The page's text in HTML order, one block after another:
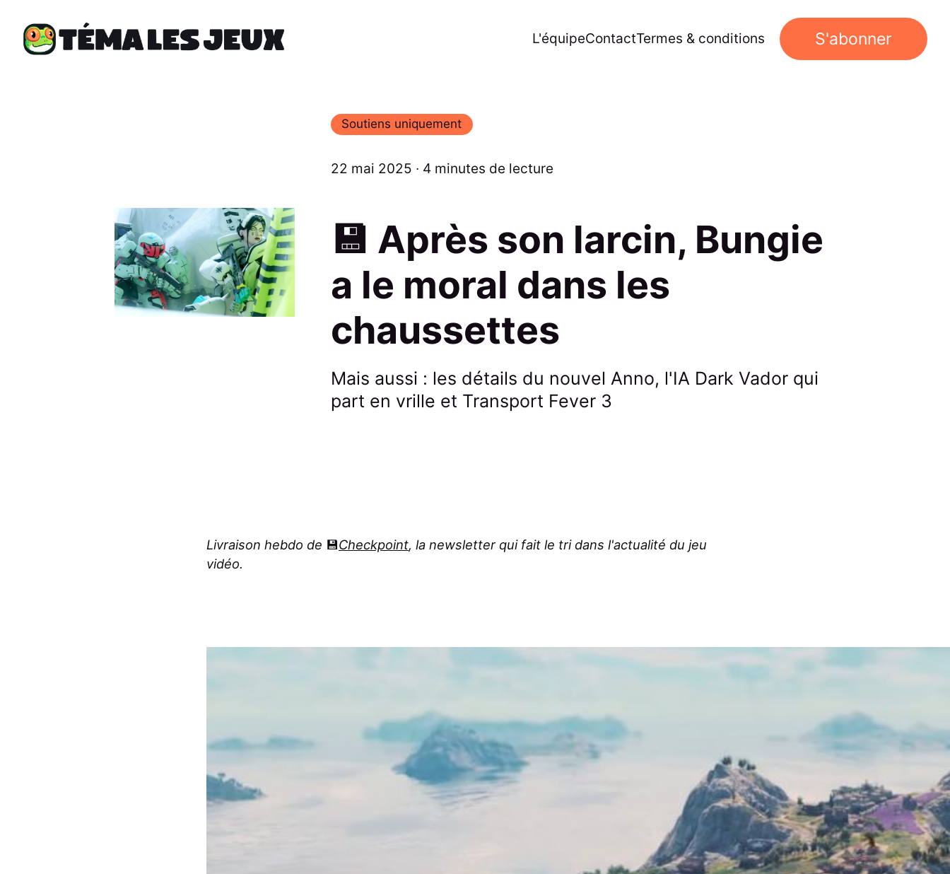
L'équipeContactTermes & conditions S'abonner
Soutiens uniquement
22 mai 2025 ∙ 4 minutes de lecture
💾 Après son larcin, Bungie
a le moral dans les
chaussettes
Mais aussi : les détails du nouvel Anno, l'IA Dark Vador qui
part en vrille et Transport Fever 3
Livraison hebdo de 💾Checkpoint, la newsletter qui fait le tri dans l'actualité du jeu
vidéo.